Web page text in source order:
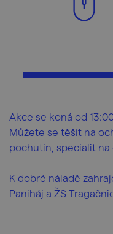
Akce se koná od
Můžete se těšit na
pochutin, specialit
K dobré náladě
Paniháj a ŽS